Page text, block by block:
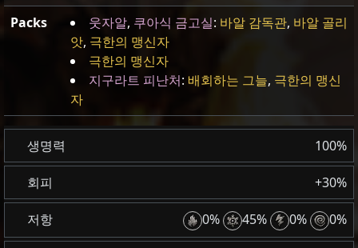
Packs
웃자알, 쿠아식 금고실: 바알 감독관, 바알 골리
앗, 극한의 맹신자
극한의 맹신자
지구라트 피난처: 배회하는 그늘, 극한의 맹신
자
생명력 100%
회피 +30%
저항 0% 45% 0% 0%